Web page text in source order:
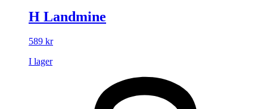
H Landmine
589 kr
I lager